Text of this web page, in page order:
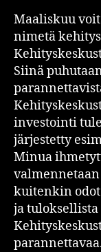
Maaliskuu
nimetä
Siinä
investointi
järjestetty
Minua
kuitenkin
ja tuloksellista